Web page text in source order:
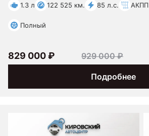
1.3 л 122 525 км. 85 л.с. АКПП
Полный
Подробнее
829 000 ₽ 929 000 ₽